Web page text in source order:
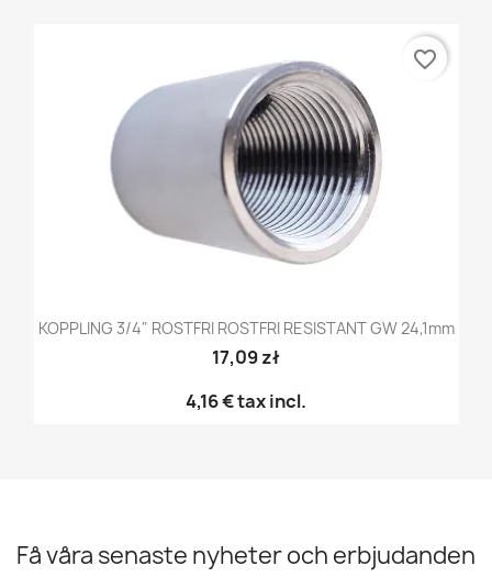
KOPPLING 3/4" ROSTFRI ROSTFRI RESISTANT GW 24,1mm
17,09 zł
4,16 €tax incl.
favorite_border
Få våra senaste nyheter och erbjudanden